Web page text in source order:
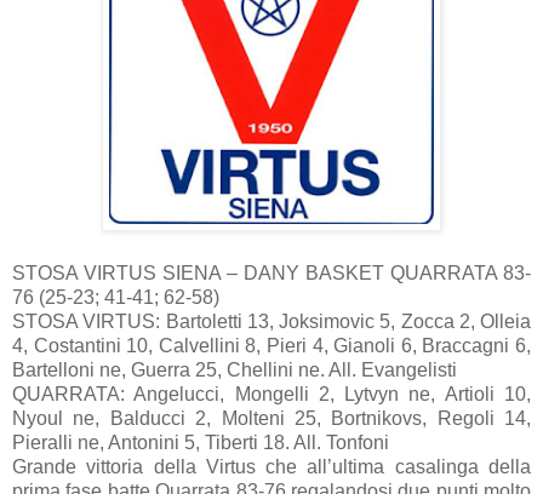
STOSA VIRTUS SIENA – DANY BASKET QUARRATA 83-
76 (25-23; 41-41; 62-58)
STOSA VIRTUS: Bartoletti 13, Joksimovic 5, Zocca 2, Olleia
4, Costantini 10, Calvellini 8, Pieri 4, Gianoli 6, Braccagni 6,
Bartelloni ne, Guerra 25, Chellini ne. All. Evangelisti
QUARRATA: Angelucci, Mongelli 2, Lytvyn ne, Artioli 10,
Nyoul ne, Balducci 2, Molteni 25, Bortnikovs, Regoli 14,
Pieralli ne, Antonini 5, Tiberti 18. All. Tonfoni
Grande vittoria della Virtus che all’ultima casalinga della